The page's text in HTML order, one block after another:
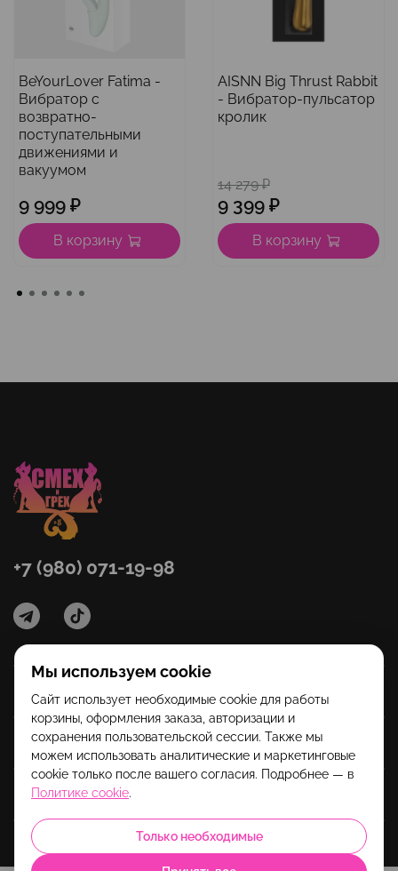
BeYourLover Fatima -
Вибратор с
возвратно-
поступательными
движениями и
вакуумом
9 999 ₽
В корзину
AISNN Big Thrust Rabbit
- Вибратор-пульсатор
кролик
14 279 ₽
9 399 ₽
В корзину
Категории
Помощь
Информация
+7 (980) 071-19-98
Мы используем cookie
Сайт использует необходимые cookie для работы
корзины, оформления заказа, авторизации и
сохранения пользовательской сессии. Также мы
можем использовать аналитические и маркетинговые
cookie только после вашего согласия. Подробнее — в
Политике cookie.
Только необходимые